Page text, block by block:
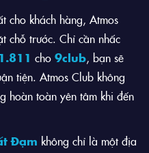
cho khách hàng, Atmos
chỗ trước. Chỉ cần nhấc
cho 9club, bạn sẽ
tiện. Atmos Club không
hoàn toàn yên tâm khi đến
Đạm không chỉ là một địa